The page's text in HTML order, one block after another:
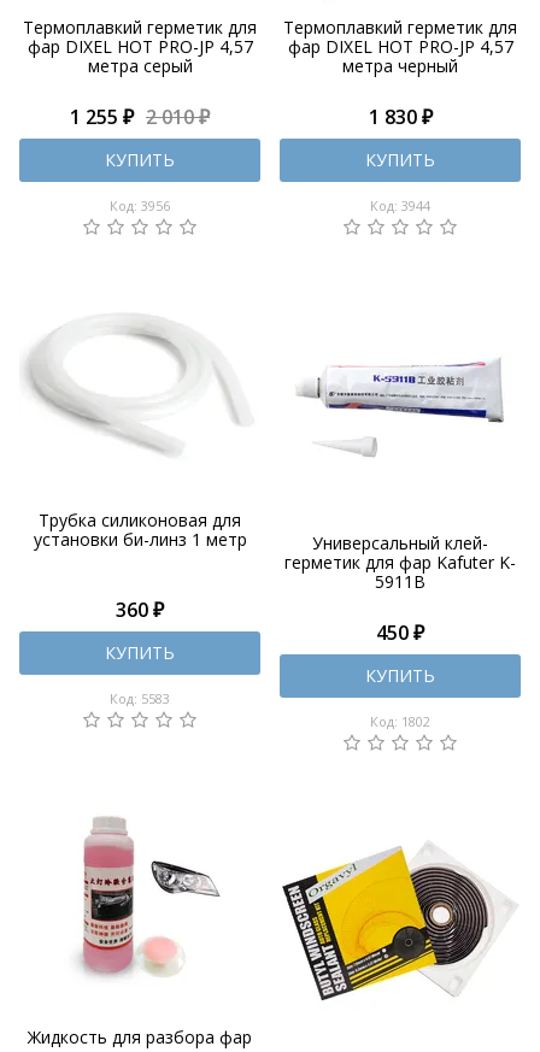
Термоплавкий герметик для
фар DIXEL HOT PRO-JP 4,57
метра серый
1 255 ₽ 2 010 ₽
КУПИТЬ
Код: 3956
Термоплавкий герметик для
фар DIXEL HOT PRO-JP 4,57
метра черный
1 830 ₽
КУПИТЬ
Код: 3944
Трубка силиконовая для
установки би-линз 1 метр
360 ₽
КУПИТЬ
Код: 5583
Универсальный клей-
герметик для фар Kafuter K-
5911B
450 ₽
КУПИТЬ
Код: 1802
Жидкость для разбора фар